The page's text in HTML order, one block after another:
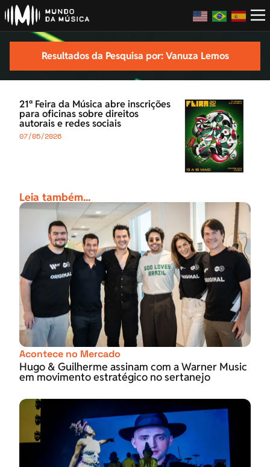
Resultados da Pesquisa por: Vanuza Lemos
21ª Feira da Música abre inscrições
para oficinas sobre direitos
autorais e redes sociais
07/05/2026
Leia também...
Acontece no Mercado
Hugo & Guilherme assinam com a Warner Music
em movimento estratégico no sertanejo